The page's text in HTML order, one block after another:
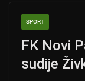
A
p
p
SPORT
FK Novi
sudije